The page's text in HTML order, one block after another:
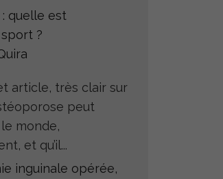
quelle est
sport ?
article, très clair sur
peut
monde,
et qu’il...
inguinale opérée,